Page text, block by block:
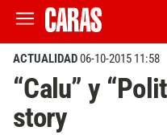
ACTUALIDAD06-10-2015 11:58
“Calu” y
story